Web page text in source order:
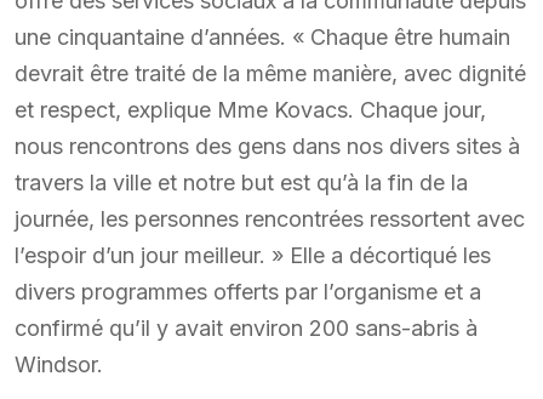
une cinquantaine d’années. « Chaque être humain
devrait être traité de la même manière, avec dignité
et respect, explique Mme Kovacs. Chaque jour,
nous rencontrons des gens dans nos divers sites à
travers la ville et notre but est qu’à la fin de la
journée, les personnes rencontrées ressortent avec
l’espoir d’un jour meilleur. » Elle a décortiqué les
divers programmes offerts par l’organisme et a
confirmé qu’il y avait environ 200 sans-abris à
Windsor.